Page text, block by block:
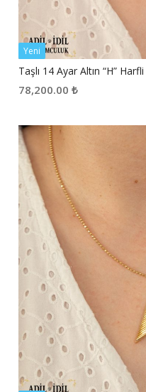
Yeni
Taşlı 14 Ayar Altın “H”
78,200.00 ₺